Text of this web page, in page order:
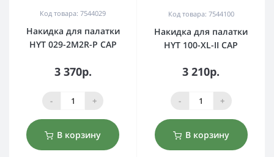
Код товара: 7544029
Накидка для палатки
HYT 029-2M2R-P CAP
3 370р.
- +
В корзину
Код товара: 7544100
Накидка для палатки
HYT 100-XL-II CAP
3 210р.
- +
В корзину